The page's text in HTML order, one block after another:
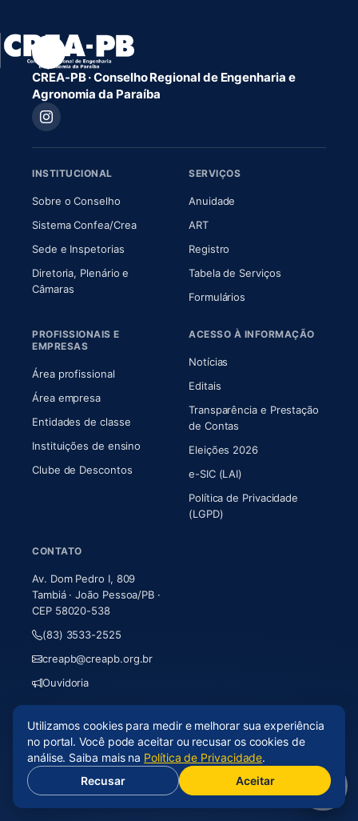
CREA-PB · Conselho Regional de Engenharia e
Agronomia da Paraíba
INSTITUCIONAL
Sobre o Conselho(abre em nova aba)
Sistema Confea/Crea(abre em nova aba)
Sede e Inspetorias
Diretoria, Plenário e
Câmaras(abre em nova aba)
SERVIÇOS
Anuidade
ART(abre em nova aba)
Registro
Tabela de Serviços
Formulários
PROFISSIONAIS E
EMPRESAS
Área profissional
Área empresa
Entidades de classe
Instituições de ensino
Clube de Descontos
ACESSO À INFORMAÇÃO
Notícias
Editais
Transparência e Prestação
de Contas
Eleições 2026
e-SIC (LAI)
Política de Privacidade
(LGPD)
CONTATO
Av. Dom Pedro I, 809
Tambiá · João Pessoa/PB ·
CEP 58020-538
(83) 3533-2525
creapb@creapb.org.br
Ouvidoria
© 2026 CREA-PB · Todos os direitos reservados
Acessibilidade
Mapa do site· LGPD
Desenvolvido porAxium Analytics(abre em nova aba)
Utilizamos cookies para medir e melhorar sua experiência
no portal. Você pode aceitar ou recusar os cookies de
análise. Saiba mais na Política de Privacidade.
Recusar
Aceitar